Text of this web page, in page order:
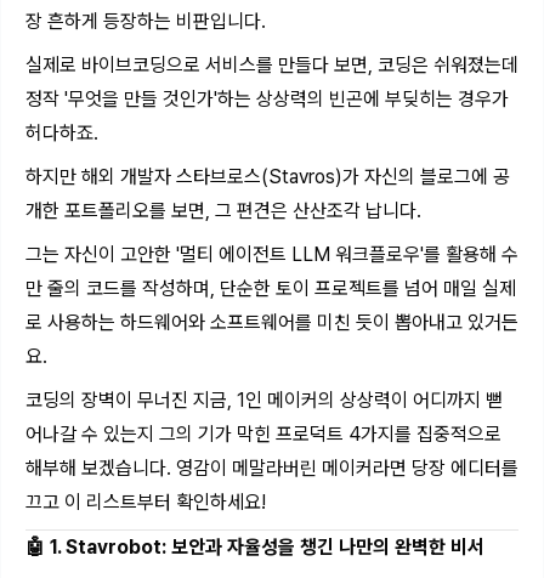
장 흔하게 등장하는 비판입니다.
실제로 바이브코딩으로 서비스를 만들다 보면, 코딩은 쉬워졌는데
정작 '무엇을 만들 것인가'하는 상상력의 빈곤에 부딪히는 경우가
허다하죠.
하지만 해외 개발자 스타브로스(Stavros)가 자신의 블로그에 공
개한 포트폴리오를 보면, 그 편견은 산산조각 납니다.
그는 자신이 고안한 '멀티 에이전트 LLM 워크플로우'를 활용해 수
만 줄의 코드를 작성하며, 단순한 토이 프로젝트를 넘어 매일 실제
로 사용하는 하드웨어와 소프트웨어를 미친 듯이 뽑아내고 있거든
요.
코딩의 장벽이 무너진 지금, 1인 메이커의 상상력이 어디까지 뻗
어나갈 수 있는지 그의 기가 막힌 프로덕트 4가지를 집중적으로
해부해 보겠습니다. 영감이 메말라버린 메이커라면 당장 에디터를
끄고 이 리스트부터 확인하세요!
🤖 1. Stavrobot: 보안과 자율성을 챙긴 나만의 완벽한 비서